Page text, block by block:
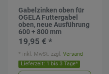
Gabelzinken oben für
OGELA Futtergabel
oben, neue Ausführung
600 + 800 mm
19,95 € *
Lieferzeit: 1 bis 3 Tage*
* inkl. MwSt. zzgl.Versand